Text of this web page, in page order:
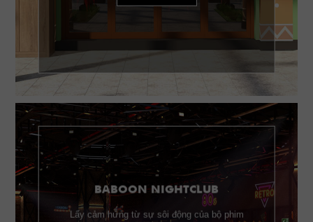
BABOON NIGHTCLUB
Lấy cảm hứng từ sự sôi động của bộ phim